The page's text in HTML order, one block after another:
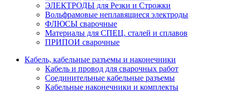
ЭЛЕКТРОДЫ для Резки и Строжки
Вольфрамовые неплавящиеся электроды
ФЛЮСЫ сварочные
Материалы для СПЕЦ. сталей и сплавов
ПРИПОИ сварочные
Кабель, кабельные разъемы и наконечники
Кабель и провод для сварочных работ
Соединительные кабельные разъемы
Кабельные наконечники и комплекты